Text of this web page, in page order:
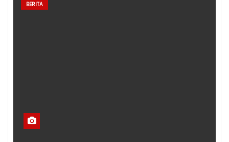
BERITA